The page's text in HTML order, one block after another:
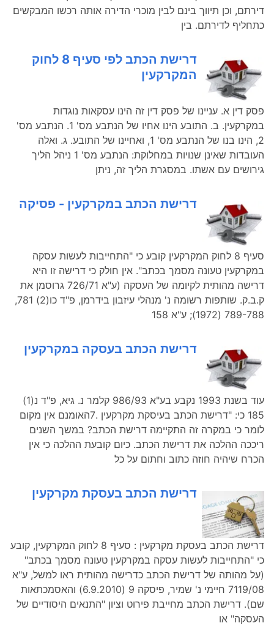
דירתם, וכן תיווך בינם לבין מוכרי הדירה אותה רכשו המבקשים
כתחליף לדירתם. בין
דרישת הכתב לפי סעיף 8 לחוק
המקרקעין
פסק דין א. עניינו של פסק דין זה הינו עסקאות נוגדות
במקרקעין. ב. התובע הינו אחיו של הנתבע מס' 1. הנתבע מס'
2, הינו בנו של הנתבע מס' 1, ואחיינו של התובע. ג. ואלה
העובדות שאינן שנויות במחלוקת: הנתבע מס' 1 ניהל הליך
גירושים עם אשתו. במסגרת הליך זה, ניתן
דרישת הכתב במקרקעין - פסיקה
סעיף 8 לחוק המקרקעין קובע כי "התחייבות לעשות עסקה
במקרקעין טעונה מסמך בכתב". אין חולק כי דרישה זו היא
דרישה מהותית לקיומה של העסקה (ע"א 726/71 גרוסמן את
ק.ב.ק. שותפות רשומה נ' מנהלי עיזבון בידרמן, פ"ד כו(2) 781,
789-788 (1972); ע"א 158
דרישת הכתב בעסקה במקרקעין
עוד בשנת 1993 נקבע בע"א 986/93 קלמר נ. גיא, פ"ד נ(1)
185 כי: "דרישת הכתב בעיסקת מקרקעין .7האומנם אין מקום
לומר כי במקרה זה התקיימה דרישת הכתב? במשך השנים
ריככה ההלכה את דרישת הכתב. כיום קובעת ההלכה כי אין
הכרח שיהיה חוזה כתוב וחתום על כל
דרישת הכתב בעסקת מקרקעין
דרישת הכתב בעסקת מקרקעין : סעיף 8 לחוק המקרקעין, קובע
כי "התחייבות לעשות עסקה במקרקעין טעונה מסמך בכתב"
(על מהותה של דרישת הכתב כדרישה מהותית ראו למשל, ע"א
7119/08 חיימי נ' שמיר, פיסקה 9 (6.9.2010) והאסמכתאות
שם). דרישת הכתב מחייבת פירוט וציון "התנאים היסודיים של
העסקה" או